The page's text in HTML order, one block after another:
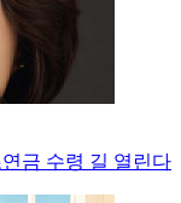
금 수령 길 열린다